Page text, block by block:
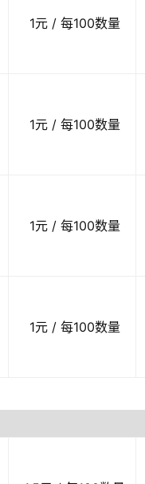
1元 / 每100数量
1元 / 每100数量
1元 / 每100数量
1元 / 每100数量